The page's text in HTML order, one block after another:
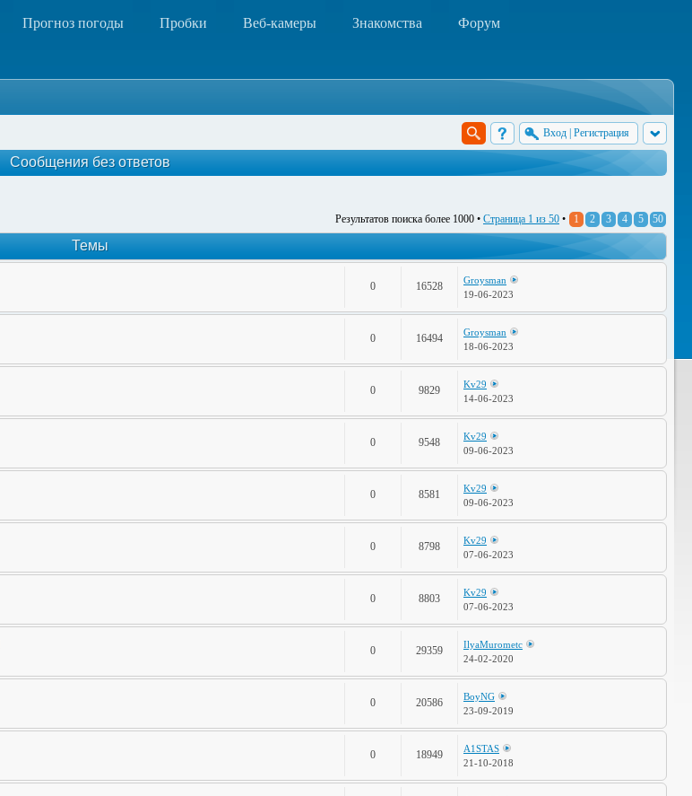
Прогноз погоды Пробки Веб-камеры Знакомства Форум
Вход Регистрация
Сообщения без ответов
Результатов поиска более 1000 • Страница 1 из 50 • 1 2 3 4 5 50
Темы
0 16528
Groysman
19-06-2023
0 16494
Groysman
18-06-2023
0 9829
Kv29
14-06-2023
0 9548
Kv29
09-06-2023
0 8581
Kv29
09-06-2023
0 8798
Kv29
07-06-2023
0 8803
Kv29
07-06-2023
0 29359
IlyaMurometc
24-02-2020
0 20586
BoyNG
23-09-2019
0 18949
A1STAS
21-10-2018